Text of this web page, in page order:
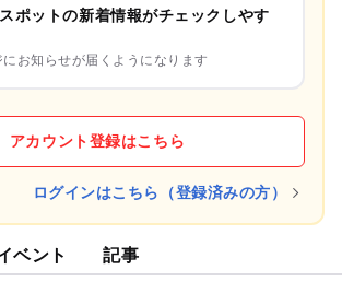
ポットの新着情報がチェックしやす
にお知らせが届くようになります
アカウント登録はこちら
ログインはこちら（登録済みの方）
ベント 記事